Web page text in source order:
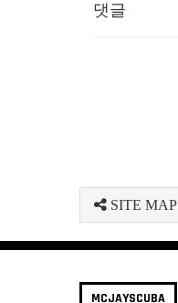
댓글
SITE MAP
MCJAYSCUBA